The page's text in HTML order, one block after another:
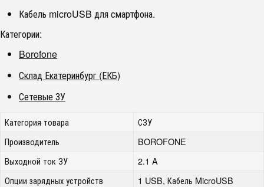
Кабель microUSB для смартфона.
Категории:
Borofone
Склад Екатеринбург (ЕКБ)
Сетевые ЗУ
Категория товара
СЗУ
Производитель
BOROFONE
Выходной ток ЗУ
2.1 A
Опции зарядных устройств
1 USB, Кабель MicroUSB